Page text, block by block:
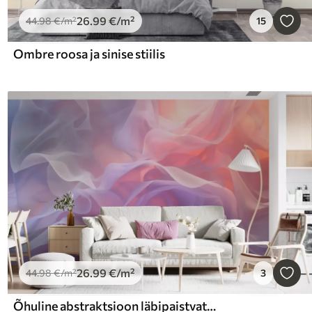
44.98€/m²26 .99 €/m² 15
Ombre roosa ja sinise stiilis
44.98€/m²26.99€/m² 3
Õhuline abstraktsioon läbipaistvate lainetega roosa-lilla värvipalettis